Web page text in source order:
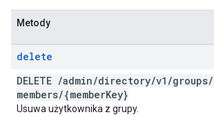
Metody
delete
DELETE /admin/directory/v1 /groups/
members/{memberKey}
Usuwa użytkownika z grupy.